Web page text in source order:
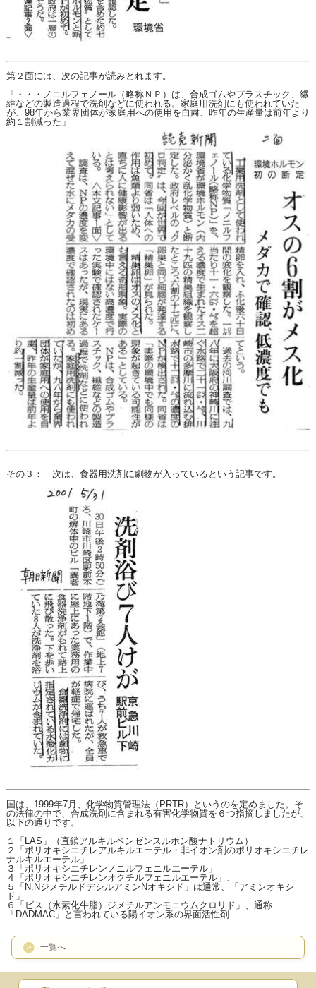
第２面には、次の記事が読みとれます。
「・・・ ノニルフェノール（略称ＮＰ）は、合成ゴムやプラスチック、繊
維などの製造過程で洗剤などに使われる。家庭用洗剤にも使われていた
が、98年から業界団体が家庭用への使用を自粛、昨年の生産量は前年より
約１割減った」
その３： 次は、食器用洗剤に劇物が入っているという記事です。
国は、1999年7月、化学物質管理法（PRTR）というのを定めました。そ
の法律の中で、合成洗剤に含まれる有害化学物質を６つ指摘しましたが、
以下の通りです。
１「LAS」（直鎖アルキルベンゼンスルホン酸ナトリウム）
２「ポリオキシエチレアルキルエーテル・非イオン剤のポリオキシエチレ
ナルキルエーテル」
３「ポリオキシエチレンノニルフェニルエーテル」
４「ポリオキシエチレンオクチルフェニルエーテル」、
５「N.NジメチルドデシルアミンNオキシド」は通常、「アミンオキシ
ド」
６「ビス（水素化牛脂）ジメチルアンモニウムクロリド」、通称
「DADMAC」と言われている陽イオン系の界面活性剤
一覧へ